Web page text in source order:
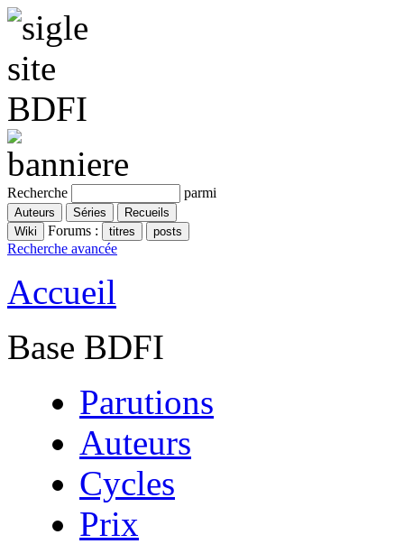
Recherche parmi
Forums :
Recherche avancée
Accueil
Base BDFI
Parutions
Auteurs
Cycles
Prix